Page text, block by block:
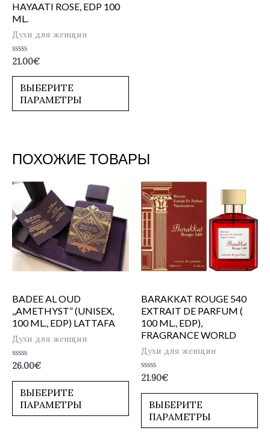
HAYAATI ROSE, EDP 100
ML.
Духи для женщин
Оценка
из
21.00€
ВЫБЕРИТЕ
ПАРАМЕТРЫ
ПОХОЖИЕ ТОВАРЫ
BADEE AL OUD
,,AMETHYST” (UNISEX,
100 ML., EDP) LATTAFA
Духи для женщин
Оценка
из
26.00€
ВЫБЕРИТЕ
ПАРАМЕТРЫ
BARAKKAT ROUGE 540
EXTRAIT DE PARFUM (
100 ML., EDP),
FRAGRANCE WORLD
Духи для женщин
Оценка
из
21.90€
ВЫБЕРИТЕ
ПАРАМЕТРЫ